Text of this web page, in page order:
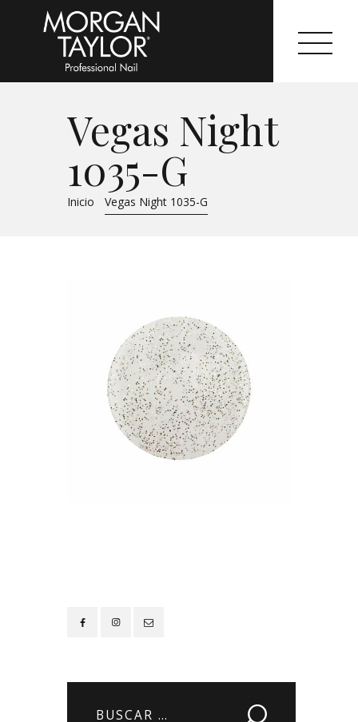
Vegas Night
1035-G
Inicio Vegas Night 1035-G
Morgan Taylor®
Sistemas Profesionales
Cartas de Color
Tutoriales
Contacto
Buscar: